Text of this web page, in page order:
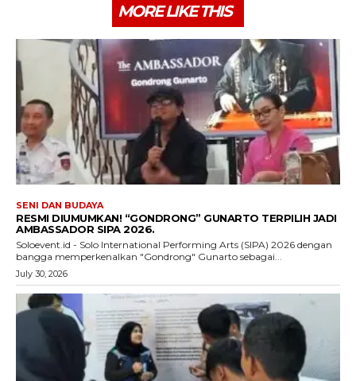
MORE LIKE THIS
SENI DAN BUDAYA
RESMI DIUMUMKAN! “GONDRONG” GUNARTO TERPILIH JADI
AMBASSADOR SIPA 2026.
Soloevent.id - Solo International Performing Arts (SIPA) 2026 dengan
bangga memperkenalkan "Gondrong" Gunarto sebagai...
July 30, 2026